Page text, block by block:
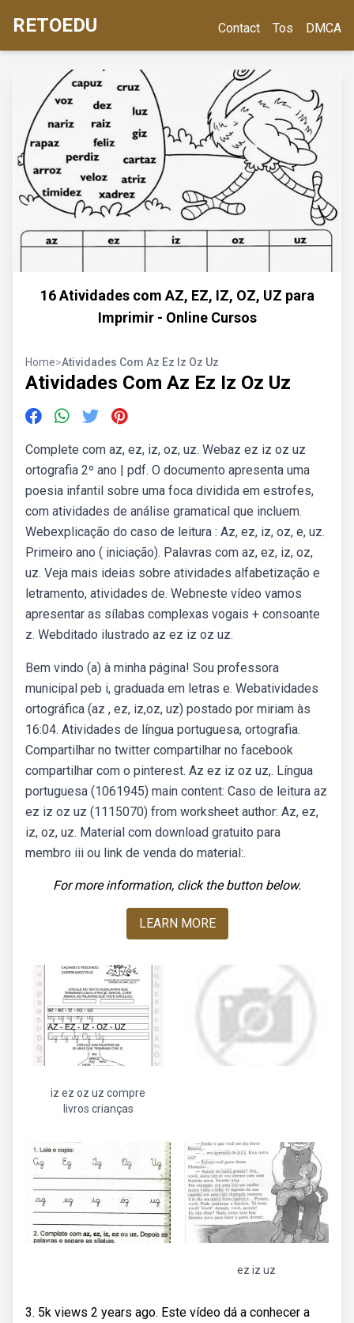
RETOEDU Contact Tos DMCA
16 Atividades com AZ, EZ, IZ, OZ, UZ para
Imprimir - Online Cursos
Home>Atividades Com Az Ez Iz Oz Uz
Atividades Com Az Ez Iz Oz Uz
Complete com az, ez, iz, oz, uz. Webaz ez iz oz uz
ortografia 2º ano | pdf. O documento apresenta uma
poesia infantil sobre uma foca dividida em estrofes,
com atividades de análise gramatical que incluem.
Webexplicação do caso de leitura : Az, ez, iz, oz, e, uz.
Primeiro ano ( iniciação). Palavras com az, ez, iz, oz,
uz. Veja mais ideias sobre atividades alfabetização e
letramento, atividades de. Webneste vídeo vamos
apresentar as sílabas complexas vogais + consoante
z. Webditado ilustrado az ez iz oz uz.
Bem vindo (a) à minha página! Sou professora
municipal peb i, graduada em letras e. Webatividades
ortográfica (az , ez, iz,oz, uz) postado por miriam às
16:04. Atividades de língua portuguesa, ortografia.
Compartilhar no twitter compartilhar no facebook
compartilhar com o pinterest. Az ez iz oz uz,. Língua
portuguesa (1061945) main content: Caso de leitura az
ez iz oz uz (1115070) from worksheet author: Az, ez,
iz, oz, uz. Material com download gratuito para
membro iii ou link de venda do material:.
For more information, click the button below.
LEARN MORE
iz ez oz uz compre
livros crianças
ez iz uz
3. 5k views 2 years ago. Este vídeo dá a conhecer a